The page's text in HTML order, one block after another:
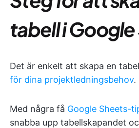
tabell i
Det är enkelt att skapa en
för dina projektledningsbehov.
Med några få Google Sheets-
snabba upp tabellskapandet